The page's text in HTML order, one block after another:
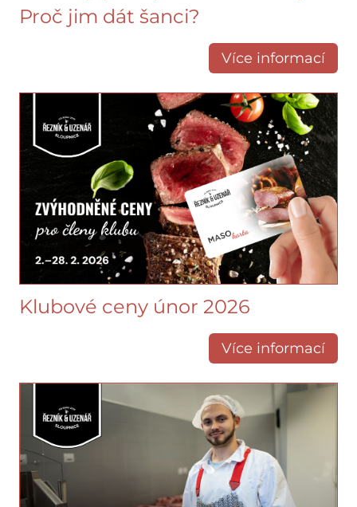
Proč jim dát šanci?
Více informací
Klubové ceny únor 2026
Více informací